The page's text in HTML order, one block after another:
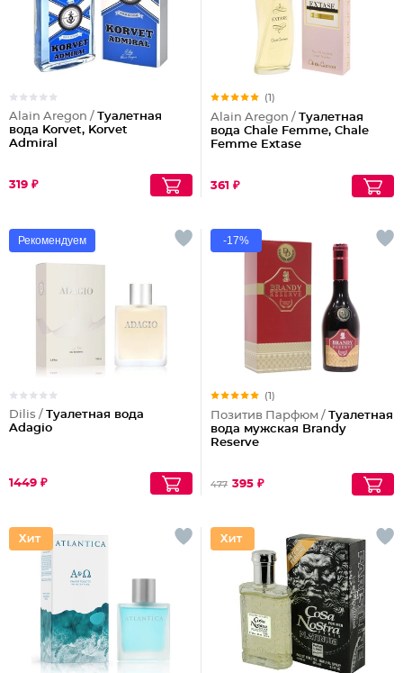
Alain Aregon / Туалетная
вода Korvet, Korvet
Admiral
319 ₽
(1)
Alain Aregon / Туалетная
вода Chale Femme, Chale
Femme Extase
361 ₽
Рекомендуем
Dilis / Туалетная вода
Adagio
1449 ₽
-17%
(1)
Позитив Парфюм / Туалетная
вода мужская Brandy
Reserve
477 395 ₽